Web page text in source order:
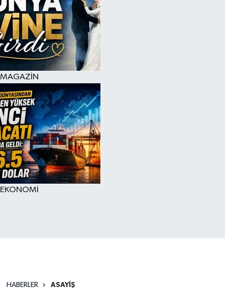
MAGAZİN
EKONOMİ
HABERLER ASAYİŞ